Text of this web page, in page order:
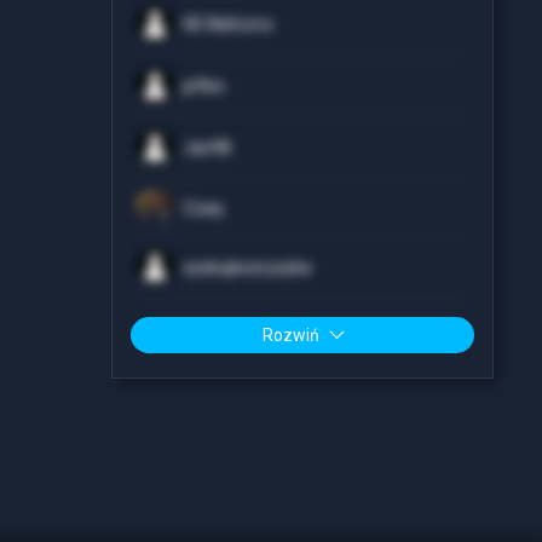
HE Mafumo
jefkin
Jan98
Czaq
zyskujbezryzyka
Rozwiń